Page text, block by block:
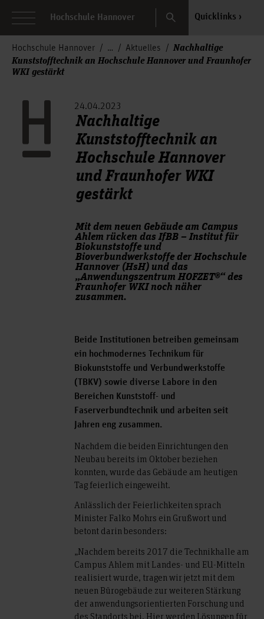
Hochschule Hannover Search Quicklinks
Hochschule Hannover Aktuelles
Nachhaltige
Kunststofftechnik an Hochschule Hannover und Fraunhofer
WKI gestärkt
24.04.2023
Nachhaltige
Kunststofftechnik an
Hochschule Hannover
und Fraunhofer WKI
gestärkt
Mit dem neuen Gebäude am Campus
Ahlem rücken das IfBB – Institut für
Biokunststoffe und
Bioverbundwerkstoffe der Hochschule
Hannover (HsH) und das
„Anwendungszentrum HOFZET®“ des
Fraunhofer WKI noch näher
zusammen.
Beide Institutionen betreiben gemeinsam
ein hochmodernes Technikum für
Biokunststoffe und Verbundwerkstoffe
(TBKV) sowie diverse Labore in den
Bereichen Kunststoff- und
Faserverbundtechnik und arbeiten seit
Jahren eng zusammen.
Nachdem die beiden Einrichtungen den
Neubau bereits im Oktober beziehen
konnten, wurde das Gebäude am heutigen
Tag feierlich eingeweiht.
Anlässlich der Feierlichkeiten sprach
Minister Falko Mohrs ein Grußwort und
betont darin besonders:
„Nachdem bereits 2017 die Technikhalle am
Campus Ahlem mit Landes- und EU-Mitteln
realisiert wurde, tragen wir jetzt mit dem
neuen Bürogebäude zur weiteren Stärkung
der anwendungsorientierten Forschung und
des Standorts bei. Hier werden Lösungen für